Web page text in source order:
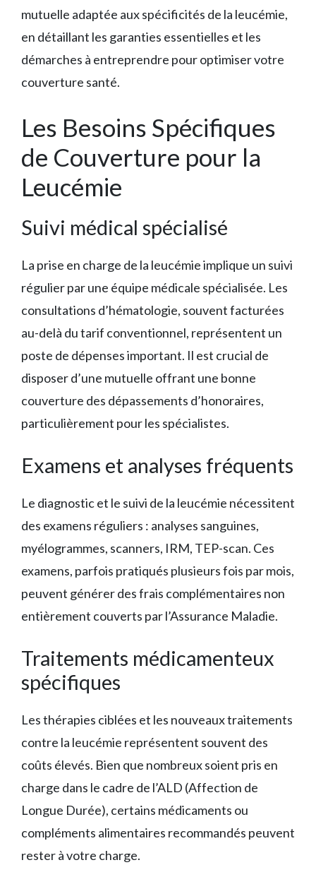
mutuelle adaptée aux spécificités de la leucémie,
en détaillant les garanties essentielles et les
démarches à entreprendre pour optimiser votre
couverture santé.
Les Besoins Spécifiques
de Couverture pour la
Leucémie
Suivi médical spécialisé
La prise en charge de la leucémie implique un suivi
régulier par une équipe médicale spécialisée. Les
consultations d’hématologie, souvent facturées
au-delà du tarif conventionnel, représentent un
poste de dépenses important. Il est crucial de
disposer d’une mutuelle offrant une bonne
couverture des dépassements d’honoraires,
particulièrement pour les spécialistes.
Examens et analyses fréquents
Le diagnostic et le suivi de la leucémie nécessitent
des examens réguliers : analyses sanguines,
myélogrammes, scanners, IRM, TEP-scan. Ces
examens, parfois pratiqués plusieurs fois par mois,
peuvent générer des frais complémentaires non
entièrement couverts par l’Assurance Maladie.
Traitements médicamenteux
spécifiques
Les thérapies ciblées et les nouveaux traitements
contre la leucémie représentent souvent des
coûts élevés. Bien que nombreux soient pris en
charge dans le cadre de l’ALD (Affection de
Longue Durée), certains médicaments ou
compléments alimentaires recommandés peuvent
rester à votre charge.